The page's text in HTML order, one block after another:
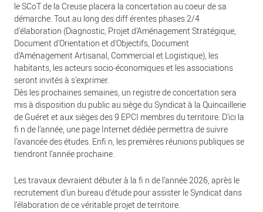
le SCoT de la Creuse placera la concertation au coeur de sa
démarche. Tout au long des diff érentes phases 2/4
d'élaboration (Diagnostic, Projet d’Aménagement Stratégique,
Document d'Orientation et d'Objectifs, Document
d’Aménagement Artisanal, Commercial et Logistique), les
habitants, les acteurs socio-économiques et les associations
seront invités à s'exprimer.
Dès les prochaines semaines, un registre de concertation sera
mis à disposition du public au siège du Syndicat à la Quincaillerie
de Guéret et aux sièges des 9 EPCI membres du territoire. D’ici la
fi n de l’année, une page Internet dédiée permettra de suivre
l’avancée des études. Enfi n, les premières réunions publiques se
tiendront l’année prochaine.
Les travaux devraient débuter à la fi n de l’année 2026, après le
recrutement d’un bureau d’étude pour assister le Syndicat dans
l’élaboration de ce véritable projet de territoire.